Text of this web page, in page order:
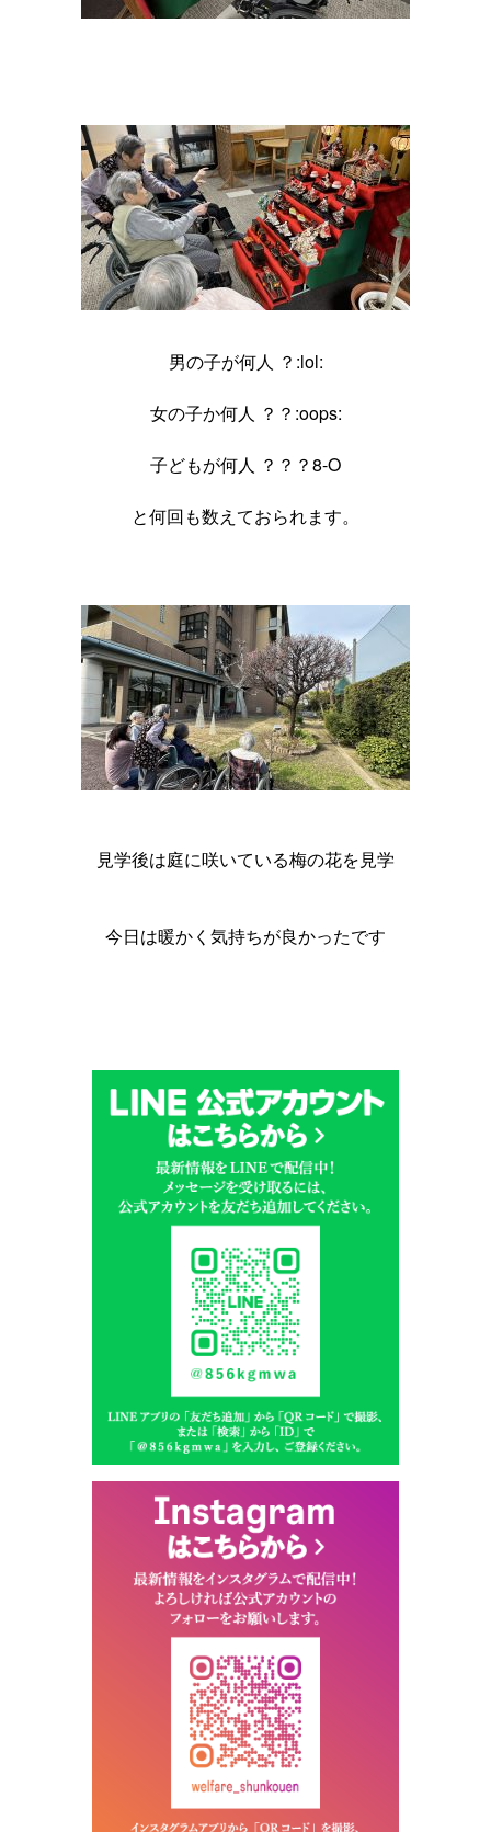
男の子が何人 ？:lol:
女の子か何人 ？？:oops:
子どもが何人 ？？？8-O
と何回も数えておられます。
見学後は庭に咲いている梅の花を見学
今日は暖かく気持ちが良かったです